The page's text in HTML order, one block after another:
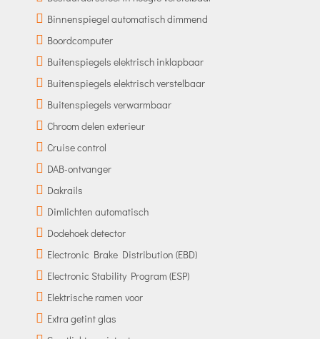
Binnenspiegel automatisch dimmend
Boordcomputer
Buitenspiegels elektrisch inklapbaar
Buitenspiegels elektrisch verstelbaar
Buitenspiegels verwarmbaar
Chroom delen exterieur
Cruise control
DAB-ontvanger
Dakrails
Dimlichten automatisch
Dodehoek detector
Electronic Brake Distribution (EBD)
Electronic Stability Program (ESP)
Elektrische ramen voor
Extra getint glas